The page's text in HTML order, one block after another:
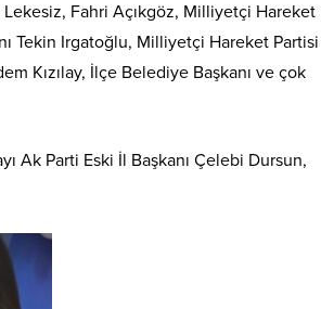
Fahri Açıkgöz, Milliyetçi Hareket
Tekin Irgatoğlu, Milliyetçi Hareket Partisi
Kızılay, İlçe Belediye Başkanı ve çok
Ak Parti Eski İl Başkanı Çelebi Dursun,